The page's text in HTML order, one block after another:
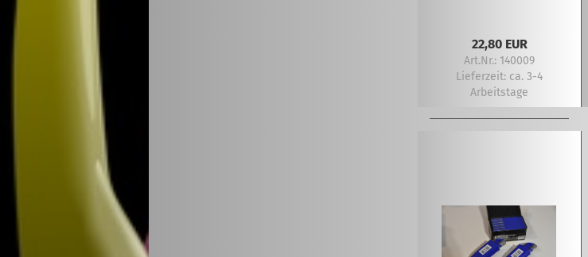
22,80 EUR
Art.Nr.: 140009
Lieferzeit: ca. 3-4
Arbeitstage